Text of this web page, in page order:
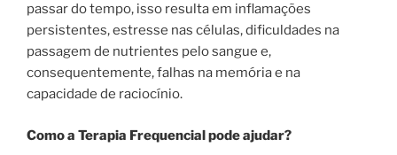
passar do tempo, isso resulta em inflamações
persistentes, estresse nas células, dificuldades na
passagem de nutrientes pelo sangue e,
consequentemente, falhas na memória e na
capacidade de raciocínio.
Como a Terapia Frequencial pode ajudar?